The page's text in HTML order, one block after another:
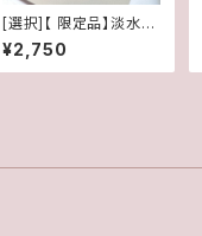
[選択]【 限定品】淡水真
珠✽フレームガラスブレ
スレット✽マグネットタ
イプ(1ペア)
¥2,750